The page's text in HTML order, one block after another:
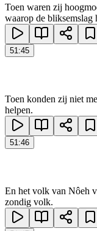
Toen waren zij
waarop de bliksemslag
51:45
Toen konden zij niet
helpen.
51:46
En het volk van Nôeh
zondig volk.